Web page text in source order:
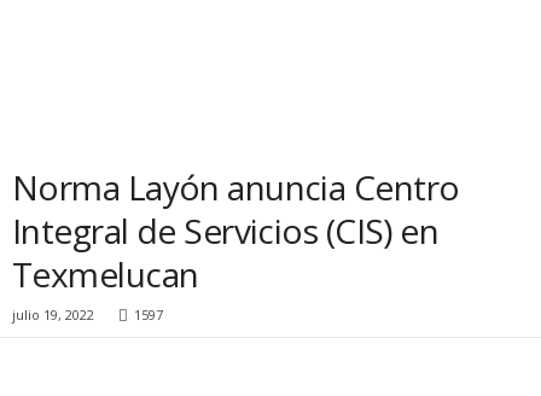
Norma Layón anuncia Centro
Integral de Servicios (CIS) en
Texmelucan
julio 19, 2022 1597